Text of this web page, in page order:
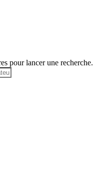
pour lancer une recherche.